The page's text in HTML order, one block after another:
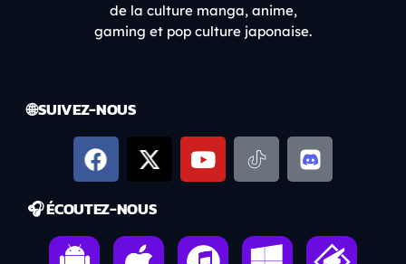
de la culture manga, anime,
gaming et pop culture japonaise.
🌐 SUIVEZ-NOUS
🎧 ÉCOUTEZ-NOUS